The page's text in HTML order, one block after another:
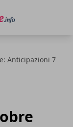
Anticipazioni 7